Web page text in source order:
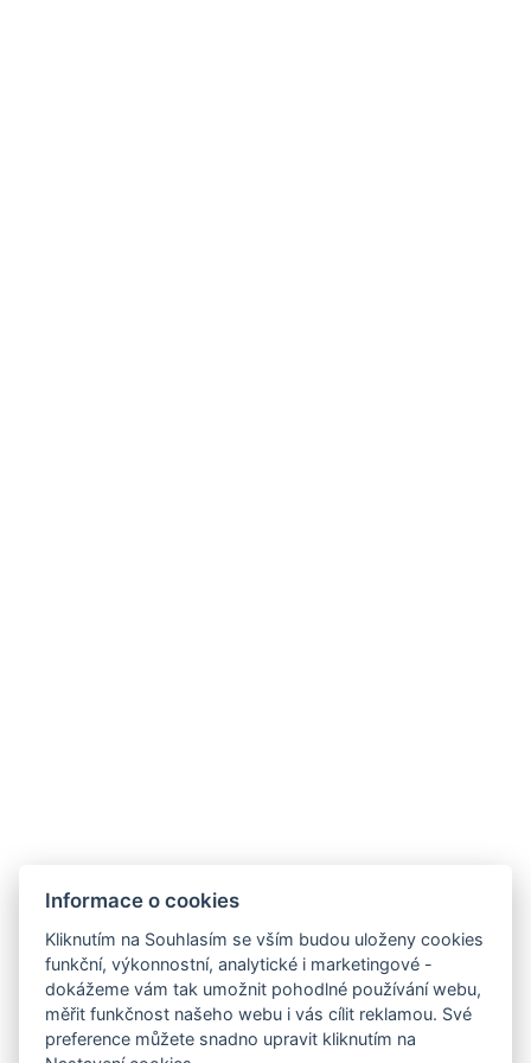
rezgal73@gmail.com
+420 775 539 123
Informace o cookies
Kliknutím na Souhlasím se vším budou uloženy cookies
funkční, výkonnostní, analytické i marketingové -
dokážeme vám tak umožnit pohodlné používání webu,
měřit funkčnost našeho webu i vás cílit reklamou. Své
preference můžete snadno upravit kliknutím na